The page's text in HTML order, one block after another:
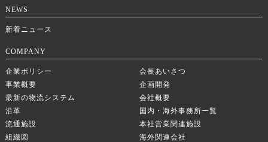
NEWS
新着ニュース
COMPANY
企業ポリシー
会長あいさつ
事業概要
企画開発
最新の物流システム
会社概要
沿革
国内・海外事務所一覧
流通施設
本社営業関連施設
組織図
海外関連会社